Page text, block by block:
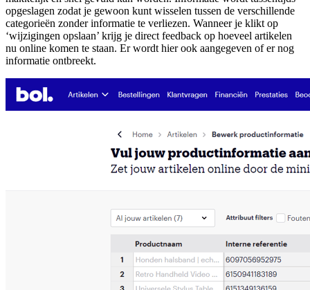
opgeslagen zodat je gewoon kunt wisselen tussen de verschillende
categorieën zonder informatie te verliezen. Wanneer je klikt op
‘wijzigingen opslaan’ krijg je direct feedback op hoeveel artikelen
nu online komen te staan. Er wordt hier ook aangegeven of er nog
informatie ontbreekt.